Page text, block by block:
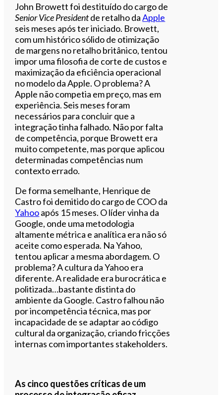
John Browett foi destituído do cargo de
Senior Vice Presidentde retalho daApple
seis meses após ter iniciado. Browett,
com um histórico sólido de otimização
de margens no retalho britânico, tentou
impor uma filosofia de corte de custos e
maximização da eficiência operacional
no modelo da Apple. O problema? A
Apple não competia em preço, mas em
experiência. Seis meses foram
necessários para concluir que a
integração tinha falhado. Não por falta
de competência, porque Browett era
muito competente, mas porque aplicou
determinadas competências num
contexto errado.
De forma semelhante, Henrique de
Castro foi demitido do cargo de COO da
Yahooapós 15 meses. O líder vinha da
Google, onde uma metodologia
altamente métrica e analítica era não só
aceite como esperada. Na Yahoo,
tentou aplicar a mesma abordagem. O
problema? A cultura da Yahoo era
diferente. A realidade era burocrática e
politizada…bastante distinta do
ambiente da Google. Castro falhou não
por incompetência técnica, mas por
incapacidade de se adaptar ao código
cultural da organização, criando fricções
internas com importantes stakeholders.
As cinco questões críticas de um